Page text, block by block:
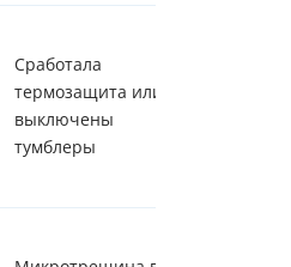
Сработала
термозащита или
выключены
тумблеры